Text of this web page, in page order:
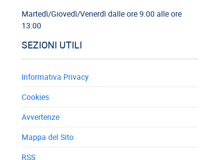
Martedì/Giovedì/Venerdì dalle ore 9:00 alle ore
13:00
SEZIONI UTILI
Informativa Privacy
Cookies
Avvertenze
Mappa del Sito
RSS